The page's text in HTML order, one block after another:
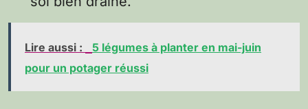
Lire aussi :
5 légumes à planter en mai-juin
pour un potager réussi